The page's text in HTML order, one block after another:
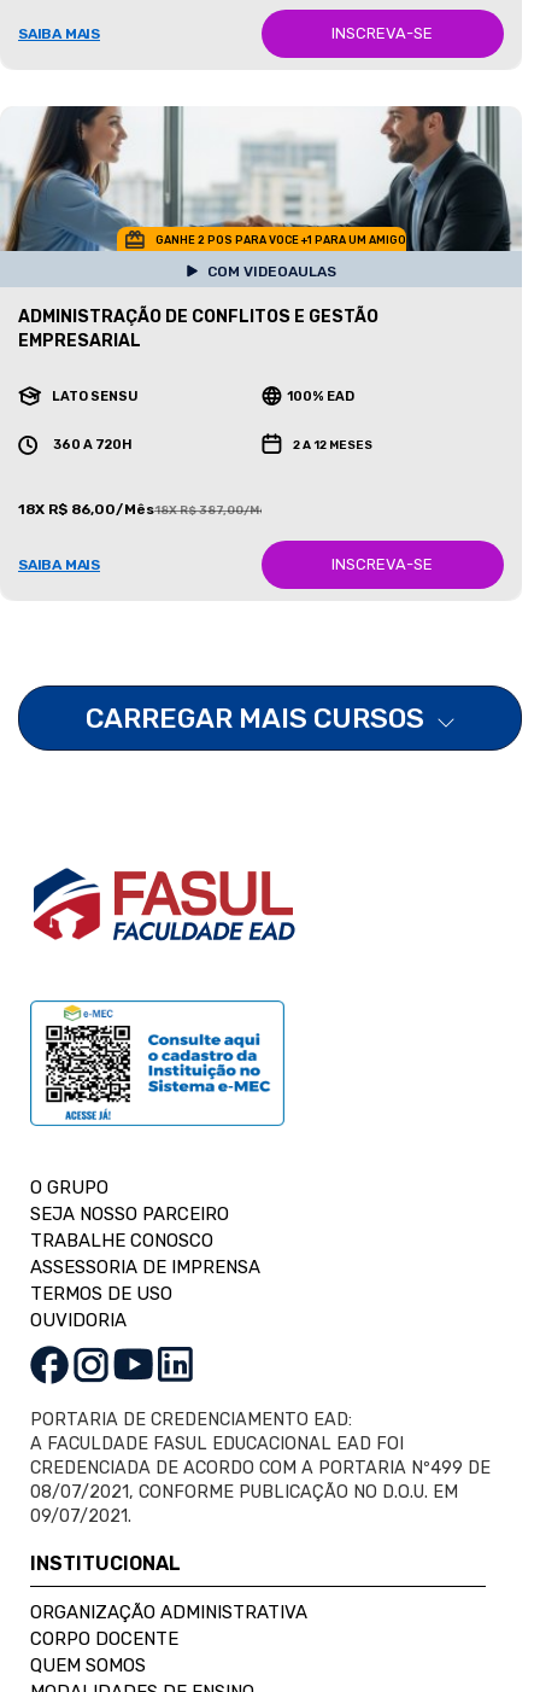
SAIBA MAIS INSCREVA-SE
GANHE 2 POS PARA VOCE +1 PARA UM AMIGO
COM VIDEOAULAS
ADMINISTRAÇÃO DE CONFLITOS E GESTÃO
EMPRESARIAL
LATO SENSU 100% EAD
360 A 720H 2 A 12 MESES
18X R$ 86,00/Mês18X R$ 387,00/Mês
SAIBA MAIS INSCREVA-SE
CARREGAR MAIS CURSOS
O GRUPO
SEJA NOSSO PARCEIRO
TRABALHE CONOSCO
ASSESSORIA DE IMPRENSA
TERMOS DE USO
OUVIDORIA
PORTARIA DE CREDENCIAMENTO EAD:
A FACULDADE FASUL EDUCACIONAL EAD FOI
CREDENCIADA DE ACORDO COM A PORTARIA Nº499 DE
08/07/2021, CONFORME PUBLICAÇÃO NO D.O.U. EM
09/07/2021.
INSTITUCIONAL
ORGANIZAÇÃO ADMINISTRATIVA
CORPO DOCENTE
QUEM SOMOS